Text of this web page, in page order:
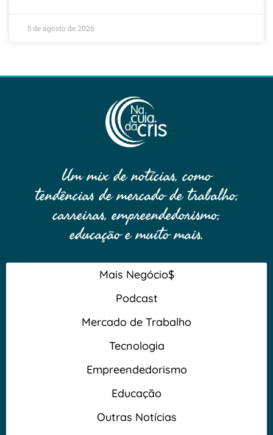
5 de agosto de 2026
Um mix de notícias, como
tendências de mercado de trabalho,
carreiras, empreendedorismo,
educação e muito mais.
Mais Negócio$
Podcast
Mercado de Trabalho
Tecnologia
Empreendedorismo
Educação
Outras Notícias